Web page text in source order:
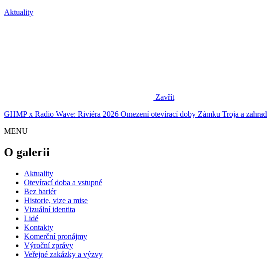
Aktuality
Zavřít
GHMP x Radio Wave: Riviéra 2026 Omezení otevírací doby Zámku Troja a zahrad
MENU
O galerii
Aktuality
Otevírací doba a vstupné
Bez bariér
Historie, vize a mise
Vizuální identita
Lidé
Kontakty
Komerční pronájmy
Výroční zprávy
Veřejné zakázky a výzvy